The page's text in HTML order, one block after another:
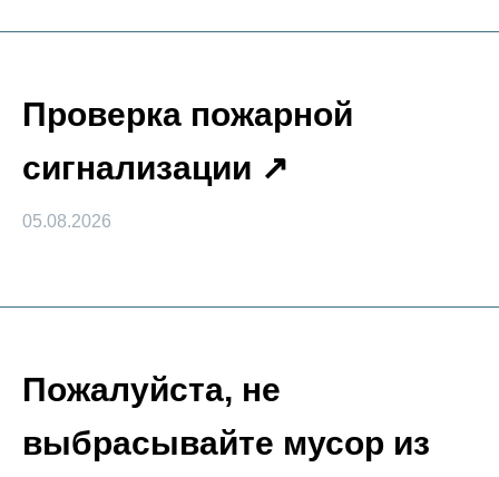
Проверка пожарной
сигнализации
05.08.2026
Пожалуйста, не
выбрасывайте мусор из